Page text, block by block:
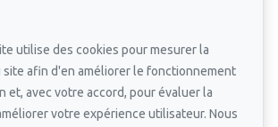
un courriel
utilise des cookies pour mesurer la
afin d'en améliorer le fonctionnement
et, avec votre accord, pour évaluer la
votre expérience utilisateur. Nous